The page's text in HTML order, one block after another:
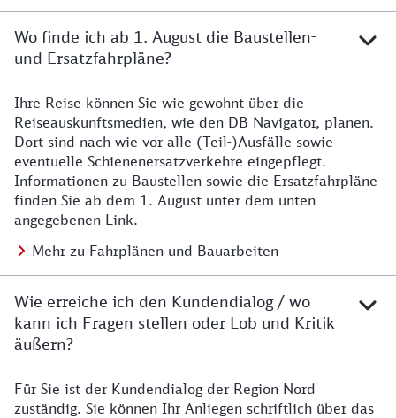
Wo finde ich ab 1. August die Baustellen-
und Ersatzfahrpläne?
Details zu Baustelle
Ihre Reise können Sie wie gewohnt über die
Reiseauskunftsmedien, wie den DB Navigator, planen.
Dort sind nach wie vor alle (Teil-)Ausfälle sowie
eventuelle Schienenersatzverkehre eingepflegt.
Informationen zu Baustellen sowie die Ersatzfahrpläne
finden Sie ab dem 1. August unter dem unten
angegebenen Link.
Mehr zu Fahrplänen und Bauarbeiten
Wie erreiche ich den Kundendialog / wo
kann ich Fragen stellen oder Lob und Kritik
äußern?
Details zu Kontakt
Für Sie ist der Kundendialog der Region Nord
zuständig. Sie können Ihr Anliegen schriftlich über das